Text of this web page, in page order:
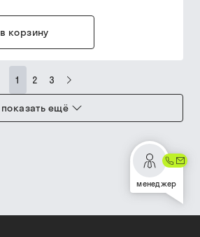
в корзину
1 2 3
показать ещё
менеджер